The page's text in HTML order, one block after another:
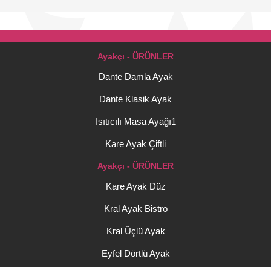
Ayakçı - ÜRÜNLER
Dante Damla Ayak
Dante Klasik Ayak
Isıtıcılı Masa Ayağı1
Kare Ayak Çiftli
Ayakçı - ÜRÜNLER
Kare Ayak Düz
Kral Ayak Bistro
Kral Üçlü Ayak
Eyfel Dörtlü Ayak